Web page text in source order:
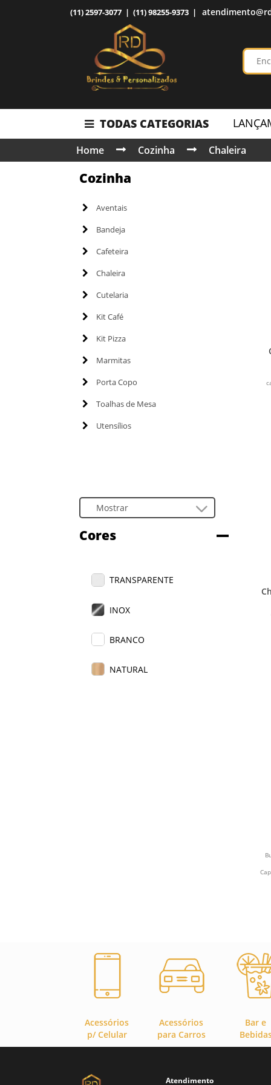
(11) 2597-3077 | (11) 98255-9373 |
TODAS CATEGORIAS
Home Cozinha Chaleira
Cozinha
Aventais
Bandeja
Cafeteira
Chaleira
Cutelaria
Kit Café
Kit Pizza
Marmitas
Porta Copo
Toalhas de Mesa
Utensílios
Cores
TRANSPARENTE
INOX
BRANCO
NATURAL
Acessórios
p/ Celular
Acessórios
para Carros
Bar e
Atendimento